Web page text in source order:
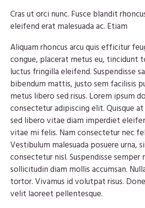
Cras ut orci nunc. Fusce blandit
eleifend erat malesuada ac. Etiam
Aliquam rhoncus arcu quis efficitur
congue, placerat metus eu, tincidunt
luctus fringilla eleifend. Suspendisse
bibendum mattis, justo sem facilisis
metus libero sed risus. Lorem ipsum
consectetur adipiscing elit. Quisque
sed libero vitae diam imperdiet
vitae mi felis. Nam consectetur nec
Vestibulum malesuada posuere urna,
consectetur nisl. Suspendisse semper
sollicitudin diam mollis accumsan.
tortor. Vivamus id volutpat risus.
velit laoreet pellentesque.